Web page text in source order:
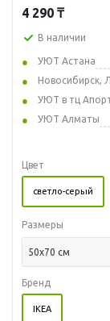
4 290 ₸
В наличии
УЮТ Астана
Новосибирск,
УЮТ в тц
УЮТ Алматы
Цвет
светло-серый
Размеры
50x70 см
Бренд
IKEA